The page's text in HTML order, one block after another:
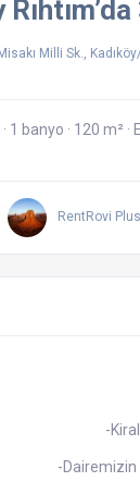
Milli Sk.,
· 1 banyo · 120 m² ·
RentRovi Plus
-
-Dairemizin